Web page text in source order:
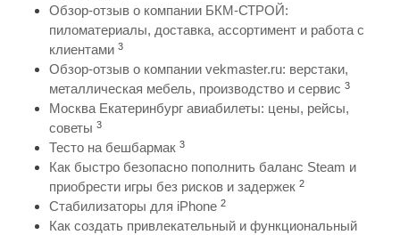
Обзор-отзыв о компании БКМ-СТРОЙ:
пиломатериалы, доставка, ассортимент и работа с
клиентами 3
Обзор-отзыв о компании vekmaster.ru: верстаки,
металлическая мебель, производство и сервис 3
Москва Екатеринбург авиабилеты: цены, рейсы,
советы 3
Тесто на бешбармак 3
Как быстро безопасно пополнить баланс Steam и
приобрести игры без рисков и задержек 2
Стабилизаторы для iPhone 2
Как создать привлекательный и функциональный